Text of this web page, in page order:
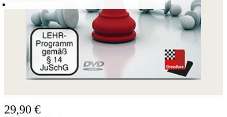
Login
WARENKORB
0ARTIKEL
✔
29,90 €